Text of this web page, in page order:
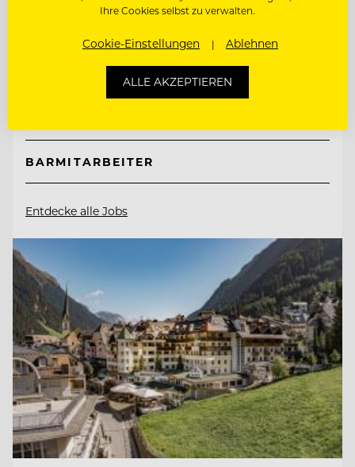
Hotel Hochschober
9565 Ebene Reichenau, Österreich
BARMITARBEITER
Entdecke alle Jobs
Ihre Cookies selbst zu verwalten.
Cookie-Einstellungen Ablehnen
ALLE AKZEPTIEREN